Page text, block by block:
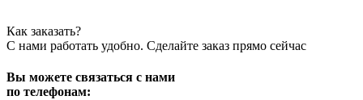
Как заказать?
С нами работать удобно. Сделайте заказ прямо сейчас
Вы можете связаться с нами
по телефонам: